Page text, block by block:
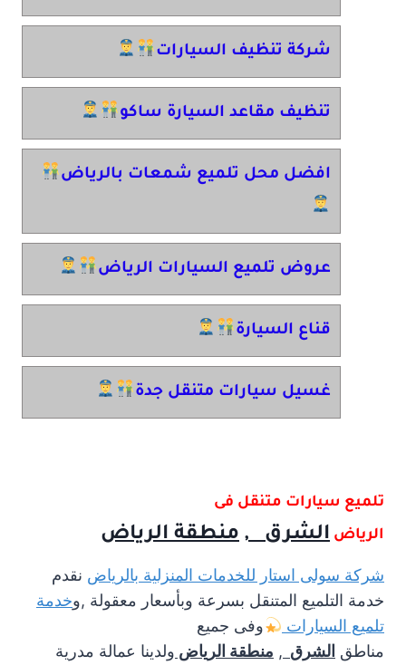
شركة تنظيف السيارات
تنظيف مقاعد السيارة ساكو
افضل محل تلميع شمعات بالرياض
عروض تلميع السيارات الرياض
قناع السيارة
غسيل سيارات متنقل جدة
تلميع سيارات متنقل فى
الرياض الشرق , منطقةالرياض
شركة سولى استار للخدمات المنزلية بالرياض نقدم
خدمة التلميع المتنقل بسرعة وبأسعار معقولة ,وخدمة
تلميع السيارات
وفى جميع
مناطق الشرق , منطقة الرياض ولدينا عمالة مدرية